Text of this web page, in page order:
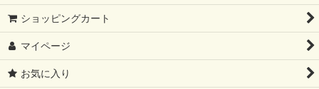
2026/07 新譜
2026/06 新譜
ショッピングカート
マイページ
お気に入り